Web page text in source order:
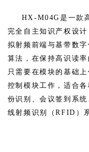
HX-M04G是一款
完全自主知识产权设
拟射频前端与基带数
算法，在保持高识读
只需要在模块的基础
控制模块工作，适合
份识别、会议签到系
线射频识别（RFID）